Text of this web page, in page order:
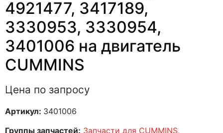
4921477, 3417189,
3330953, 3330954,
3401006 на двигатель
CUMMINS
Цена по запросу
Артикул: 3401006
Группы запчастей: Запчасти для CUMMINS,